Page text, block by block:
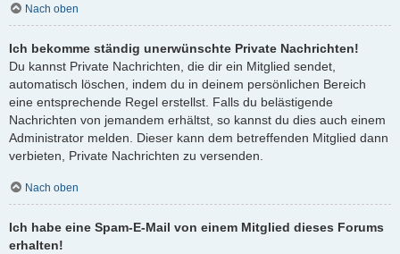
Nach oben
Ich bekomme ständig unerwünschte Private Nachrichten!
Du kannst Private Nachrichten, die dir ein Mitglied sendet,
automatisch löschen, indem du in deinem persönlichen Bereich
eine entsprechende Regel erstellst. Falls du belästigende
Nachrichten von jemandem erhältst, so kannst du dies auch einem
Administrator melden. Dieser kann dem betreffenden Mitglied dann
verbieten, Private Nachrichten zu versenden.
Nach oben
Ich habe eine Spam-E-Mail von einem Mitglied dieses Forums
erhalten!